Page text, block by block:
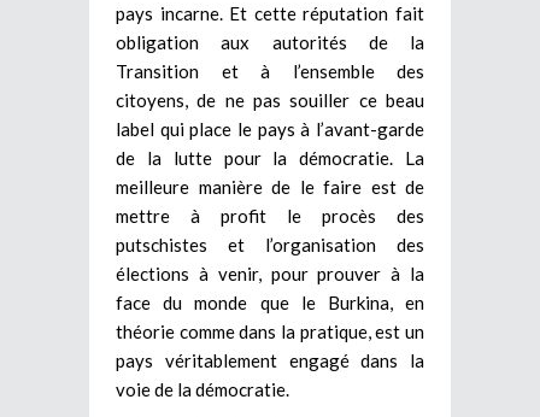
pays incarne. Et cette réputation fait
obligation aux autorités de la
Transition et à l’ensemble des
citoyens, de ne pas souiller ce beau
label qui place le pays à l’avant-garde
de la lutte pour la démocratie. La
meilleure manière de le faire est de
mettre à profit le procès des
putschistes et l’organisation des
élections à venir, pour prouver à la
face du monde que le Burkina, en
théorie comme dans la pratique, est un
pays véritablement engagé dans la
voie de la démocratie.